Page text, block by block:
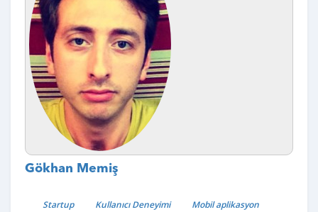
Gökhan Memiş
Startup Kullanıcı Deneyimi
Mobil aplikasyon